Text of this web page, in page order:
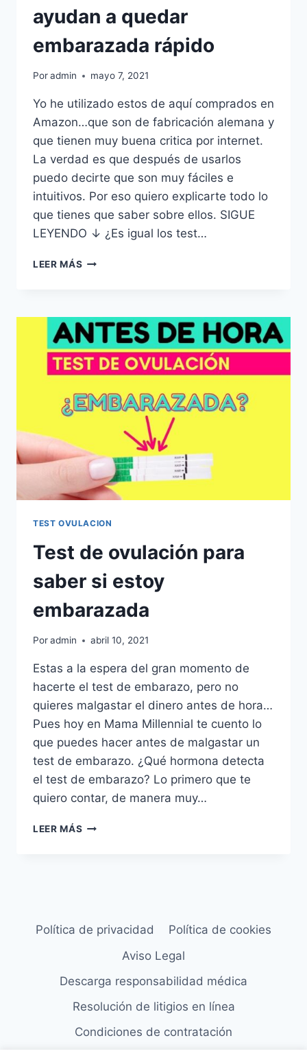
ayudan a quedar
embarazada rápido
Poradmin mayo 7, 2021
Yo he utilizado estos de aquí comprados en
Amazon…que son de fabricación alemana y
que tienen muy buena critica por internet.
La verdad es que después de usarlos
puedo decirte que son muy fáciles e
intuitivos. Por eso quiero explicarte todo lo
que tienes que saber sobre ellos. SIGUE
LEYENDO ↓ ¿Es igual los test…
LEER MÁS LOS
AYUDAN
A
QUEDAR
EMBARAZADA
RÁPIDO
TEST OVULACION
Test de ovulación para
saber si estoy
embarazada
Poradmin abril 10, 2021
Estas a la espera del gran momento de
hacerte el test de embarazo, pero no
quieres malgastar el dinero antes de hora…
Pues hoy en Mama Millennial te cuento lo
que puedes hacer antes de malgastar un
test de embarazo. ¿Qué hormona detecta
el test de embarazo? Lo primero que te
quiero contar, de manera muy…
LEER MÁS TEST
EMBARAZADA
Política de privacidad
Política de cookies
Aviso Legal
Descarga responsabilidad médica
Resolución de litigios en línea
Condiciones de contratación